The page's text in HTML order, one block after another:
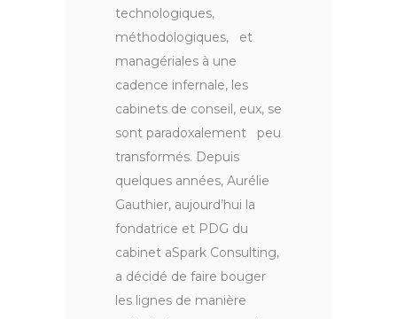
technologiques,
méthodologiques, et
managériales à une
cadence infernale, les
cabinets de conseil, eux, se
sont paradoxalement peu
transformés. Depuis
quelques années, Aurélie
Gauthier, aujourd’hui la
fondatrice et PDG du
cabinet aSpark Consulting,
a décidé de faire bouger
les lignes de manière